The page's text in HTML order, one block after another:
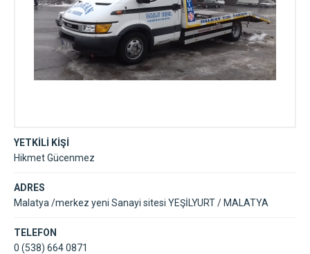
YETKİLİ KİŞİ
Hikmet Gücenmez
ADRES
Malatya /merkez yeni Sanayi sitesi YEŞİLYURT / MALATYA
TELEFON
0 (538) 664 0871